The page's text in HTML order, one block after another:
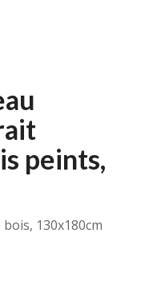
peints,
130x180cm